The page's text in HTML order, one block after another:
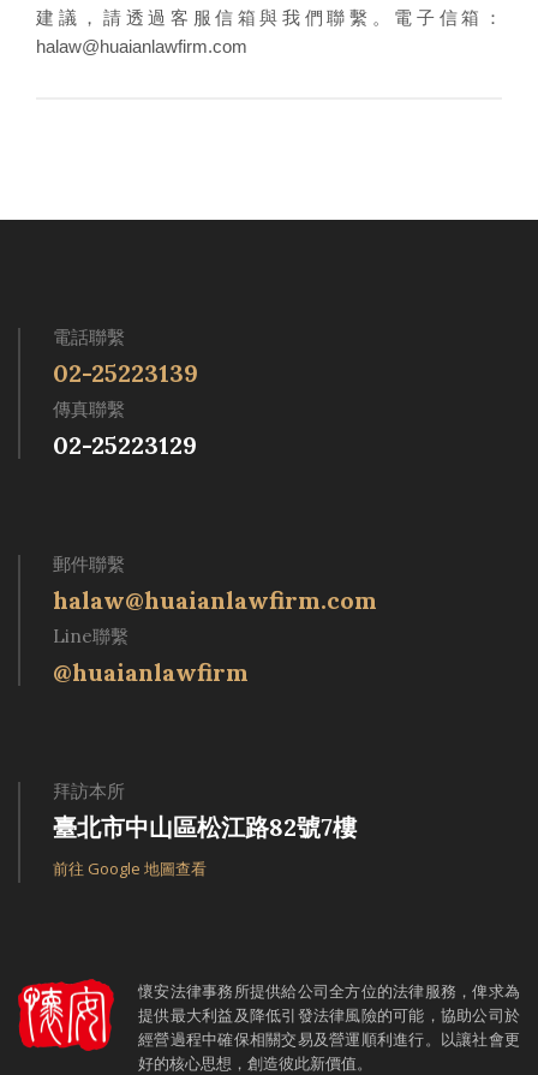
建議，請透過客服信箱與我們聯繫。電子信箱：
halaw@huaianlawfirm.com
電話聯繫
02-25223139
傳真聯繫
02-25223129
郵件聯繫
halaw@huaianlawfirm.com
Line聯繫
@huaianlawfirm
拜訪本所
臺北市中山區松江路82號7樓
前往 Google 地圖查看
懷安法律事務所提供給公司全方位的法律服務，俾求為
提供最大利益及降低引發法律風險的可能，協助公司於
經營過程中確保相關交易及營運順利進行。以讓社會更
好的核心思想，創造彼此新價值。